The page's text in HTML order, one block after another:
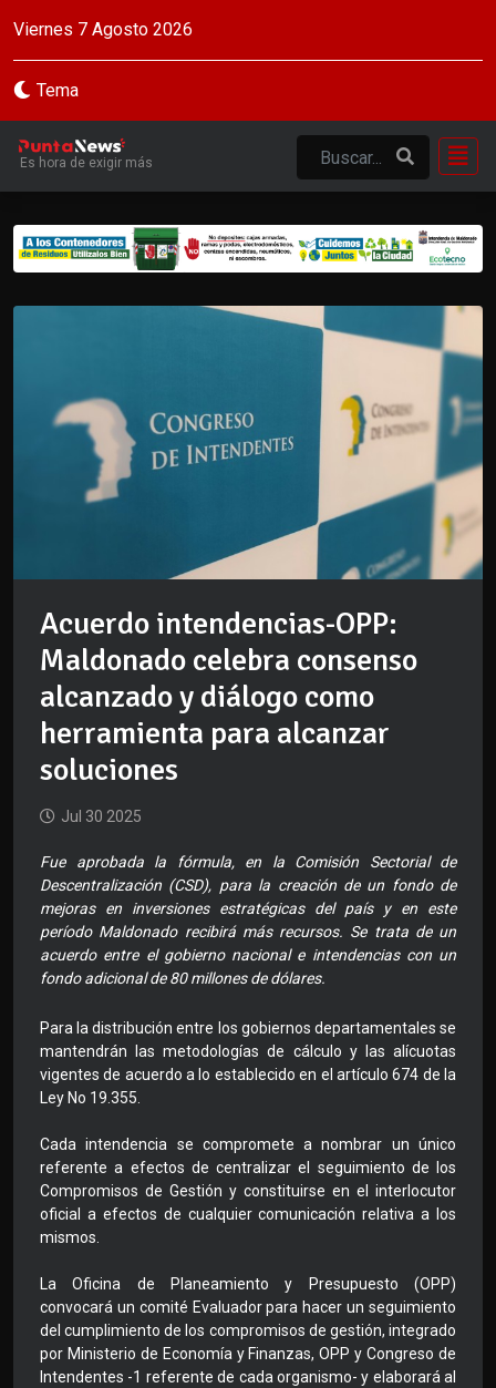
Viernes 7 Agosto 2026
Tema
Es hora de exigir más
Acuerdo intendencias-OPP:
Maldonado celebra consenso
alcanzado y diálogo como
herramienta para alcanzar
soluciones
Jul 30 2025
Fue aprobada la fórmula, en la Comisión Sectorial de
Descentralización (CSD), para la creación de un fondo de
mejoras en inversiones estratégicas del país y en este
período Maldonado recibirá más recursos. Se trata de un
acuerdo entre el gobierno nacional e intendencias con un
fondo adicional de 80 millones de dólares.
Para la distribución entre los gobiernos departamentales se
mantendrán las metodologías de cálculo y las alícuotas
vigentes de acuerdo a lo establecido en el artículo 674 de la
Ley No 19.355.
Cada intendencia se compromete a nombrar un único
referente a efectos de centralizar el seguimiento de los
Compromisos de Gestión y constituirse en el interlocutor
oficial a efectos de cualquier comunicación relativa a los
mismos.
La Oficina de Planeamiento y Presupuesto (OPP)
convocará un comité Evaluador para hacer un seguimiento
del cumplimiento de los compromisos de gestión, integrado
por Ministerio de Economía y Finanzas, OPP y Congreso de
Intendentes -1 referente de cada organismo- y elaborará al